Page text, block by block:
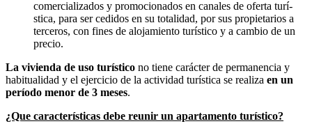
comercializados y promocionados en canales de oferta turí­
stica, para ser cedidos en su totalidad, por sus propietarios a
terceros, con fines de alojamiento turí­stico y a cambio de un
precio.
La vivienda de uso turí­stico no tiene carácter de permanencia y
habitualidad y el ejercicio de la actividad turí­stica se realiza en un
perí­odo menor de 3 meses.
¿Que caracterí­sticas debe reunir un apartamento turí­stico?